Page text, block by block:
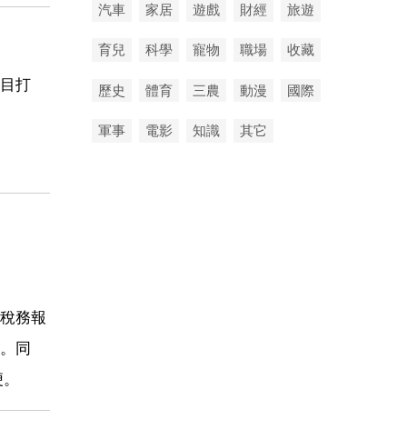
打
務報
同
汽車 家居 遊戲 財經 旅遊
育兒 科學 寵物 職場 收藏
歷史 體育 三農 動漫 國際
軍事 電影 知識 其它